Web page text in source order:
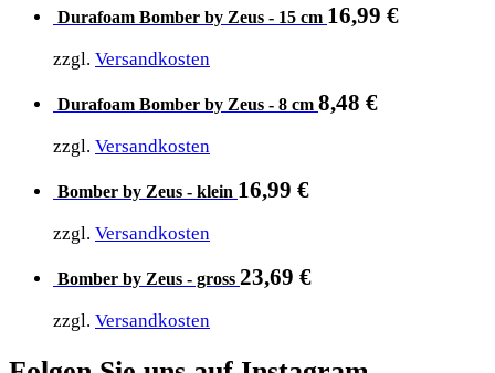
Durafoam Bomber by Zeus - 15 cm 16,99 €
zzgl. Versandkosten
Durafoam Bomber by Zeus - 8 cm 8,48 €
zzgl. Versandkosten
Bomber by Zeus - klein 16,99 €
zzgl. Versandkosten
Bomber by Zeus - gross 23,69 €
zzgl. Versandkosten